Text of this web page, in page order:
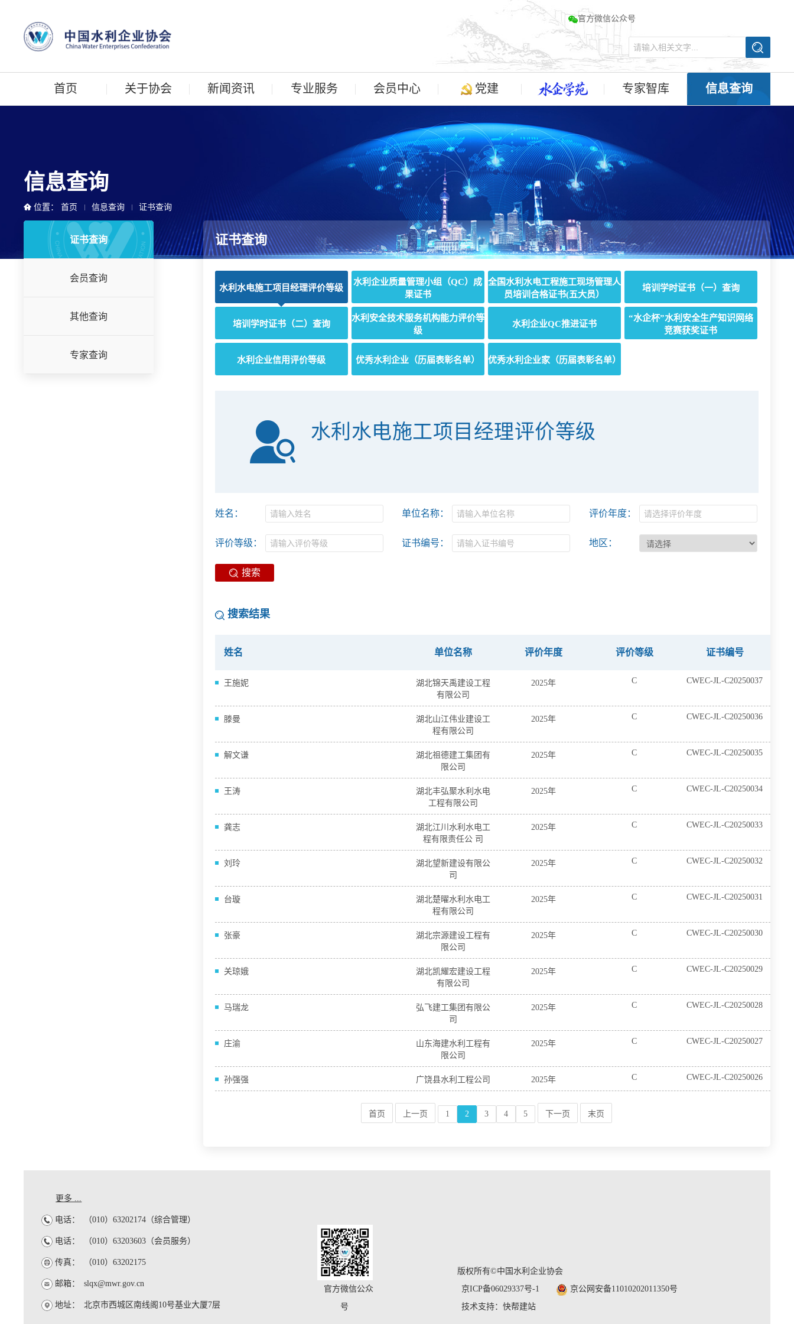
官方微信公众号
首页 关于协会 新闻资讯 专业服务 会员中心 党建 专家智库 信息查询
信息查询
位置： 首页 信息查询 证书查询
证书查询
会员查询
其他查询
专家查询
证书查询
水利水电施工项目经理评价等级
水利企业质量管理小组（QC）成
果证书
全国水利水电工程施工现场管理人
员培训合格证书(五大员）
培训学时证书（一）查询
培训学时证书（二）查询
水利安全技术服务机构能力评价等
级
水利企业QC推进证书
“水企杯”水利安全生产知识网络
竞赛获奖证书
水利企业信用评价等级 优秀水利企业（历届表彰名单） 优秀水利企业家（历届表彰名单）
水利水电施工项目经理评价等级
姓名： 单位名称： 评价年度：
评价等级： 证书编号： 地区：
搜索
搜索结果
姓名 单位名称 评价年度 评价等级 证书编号
王施妮
湖北锦天禹建设工程
有限公司
2025年 C CWEC-JL-C20250037
滕曼
湖北山江伟业建设工
程有限公司
2025年 C CWEC-JL-C20250036
解文谦
湖北祖德建工集团有
限公司
2025年 C CWEC-JL-C20250035
王涛
湖北丰弘聚水利水电
工程有限公司
2025年 C CWEC-JL-C20250034
龚志
湖北江川水利水电工
程有限责任公 司
2025年 C CWEC-JL-C20250033
刘玲
湖北望新建设有限公
司
2025年 C CWEC-JL-C20250032
台璇
湖北楚曜水利水电工
程有限公司
2025年 C CWEC-JL-C20250031
张豪
湖北宗源建设工程有
限公司
2025年 C CWEC-JL-C20250030
关琼娥
湖北凯耀宏建设工程
有限公司
2025年 C CWEC-JL-C20250029
马瑞龙
弘飞建工集团有限公
司
2025年 C CWEC-JL-C20250028
庄渝
山东海建水利工程有
限公司
2025年 C CWEC-JL-C20250027
孙强强 广饶县水利工程公司 2025年 C CWEC-JL-C20250026
首页 上一页 1 2 3 4 5 下一页 末页
更多 ...
电话： （010）63202174（综合管理）
电话： （010）63203603（会员服务）
传真： （010）63202175
邮箱： slqx@mwr.gov.cn
地址： 北京市西城区南线阁10号基业大厦7层
官方微信公众
号
版权所有©中国水利企业协会
京ICP备06029337号-1
京公网安备11010202011350号
技术支持：快帮建站